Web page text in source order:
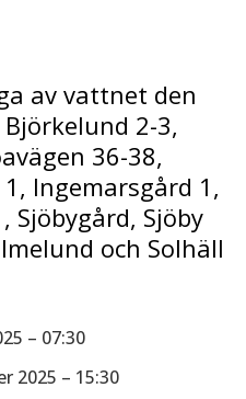
av vattnet den
2-3,
36-38,
Ingemarsgård 1,
Sjöbygård, Sjöby
och Solhäll
– 07:30
2025 – 15:30